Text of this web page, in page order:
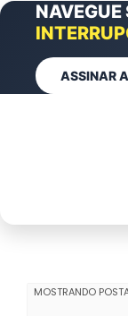
NAVEGUE
ASSINAR
VER
MOSTRANDO